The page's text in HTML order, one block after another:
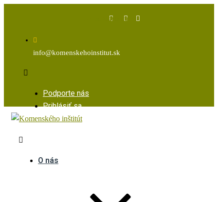
InstagramYoutube
info@komenskehoinstitut.sk
Podporte nás
Prihlásiť sa
O nás